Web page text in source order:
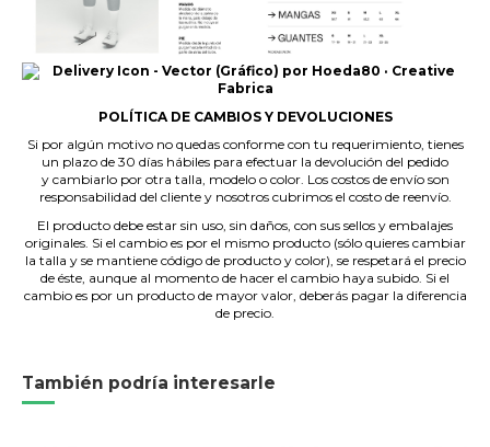
POLÍTICA DE CAMBIOS Y DEVOLUCIONES
Si por algún motivo no quedas conforme con tu requerimiento, tienes
un plazo de 30 días hábiles para efectuar la devolución del pedido
y cambiarlo por otra talla, modelo o color. Los costos de envío son
responsabilidad del cliente y nosotros cubrimos el costo de reenvío.
El producto debe estar sin uso, sin daños, con sus sellos y embalajes
originales. Si el cambio es por el mismo producto (sólo quieres cambiar
la talla y se mantiene código de producto y color), se respetará el precio
de éste, aunque al momento de hacer el cambio haya subido. Si el
cambio es por un producto de mayor valor, deberás pagar la diferencia
de precio.
También podría interesarle